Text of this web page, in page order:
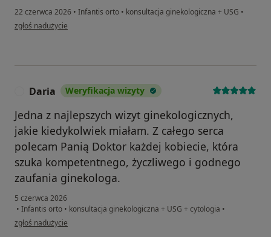
22 czerwca 2026 • Infantis orto • konsultacja ginekologiczna + USG •
w opinii użytkownika Natalia
zgłoś nadużycie
Daria Weryfikacja wizyty
Jedna z najlepszych wizyt ginekologicznych,
jakie kiedykolwiek miałam. Z całego serca
polecam Panią Doktor każdej kobiecie, która
szuka kompetentnego, życzliwego i godnego
zaufania ginekologa.
5 czerwca 2026
• Infantis orto • konsultacja ginekologiczna + USG + cytologia •
w opinii użytkownika Daria
zgłoś nadużycie